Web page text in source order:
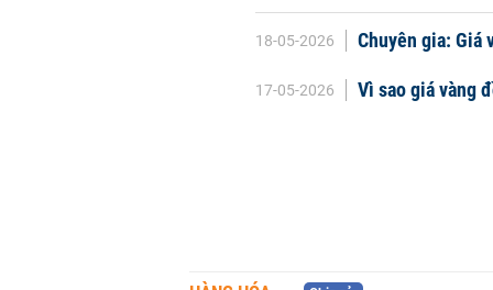
18-05-2026 Chuyên gia: Giá
17-05-2026 Vì sao giá vàng